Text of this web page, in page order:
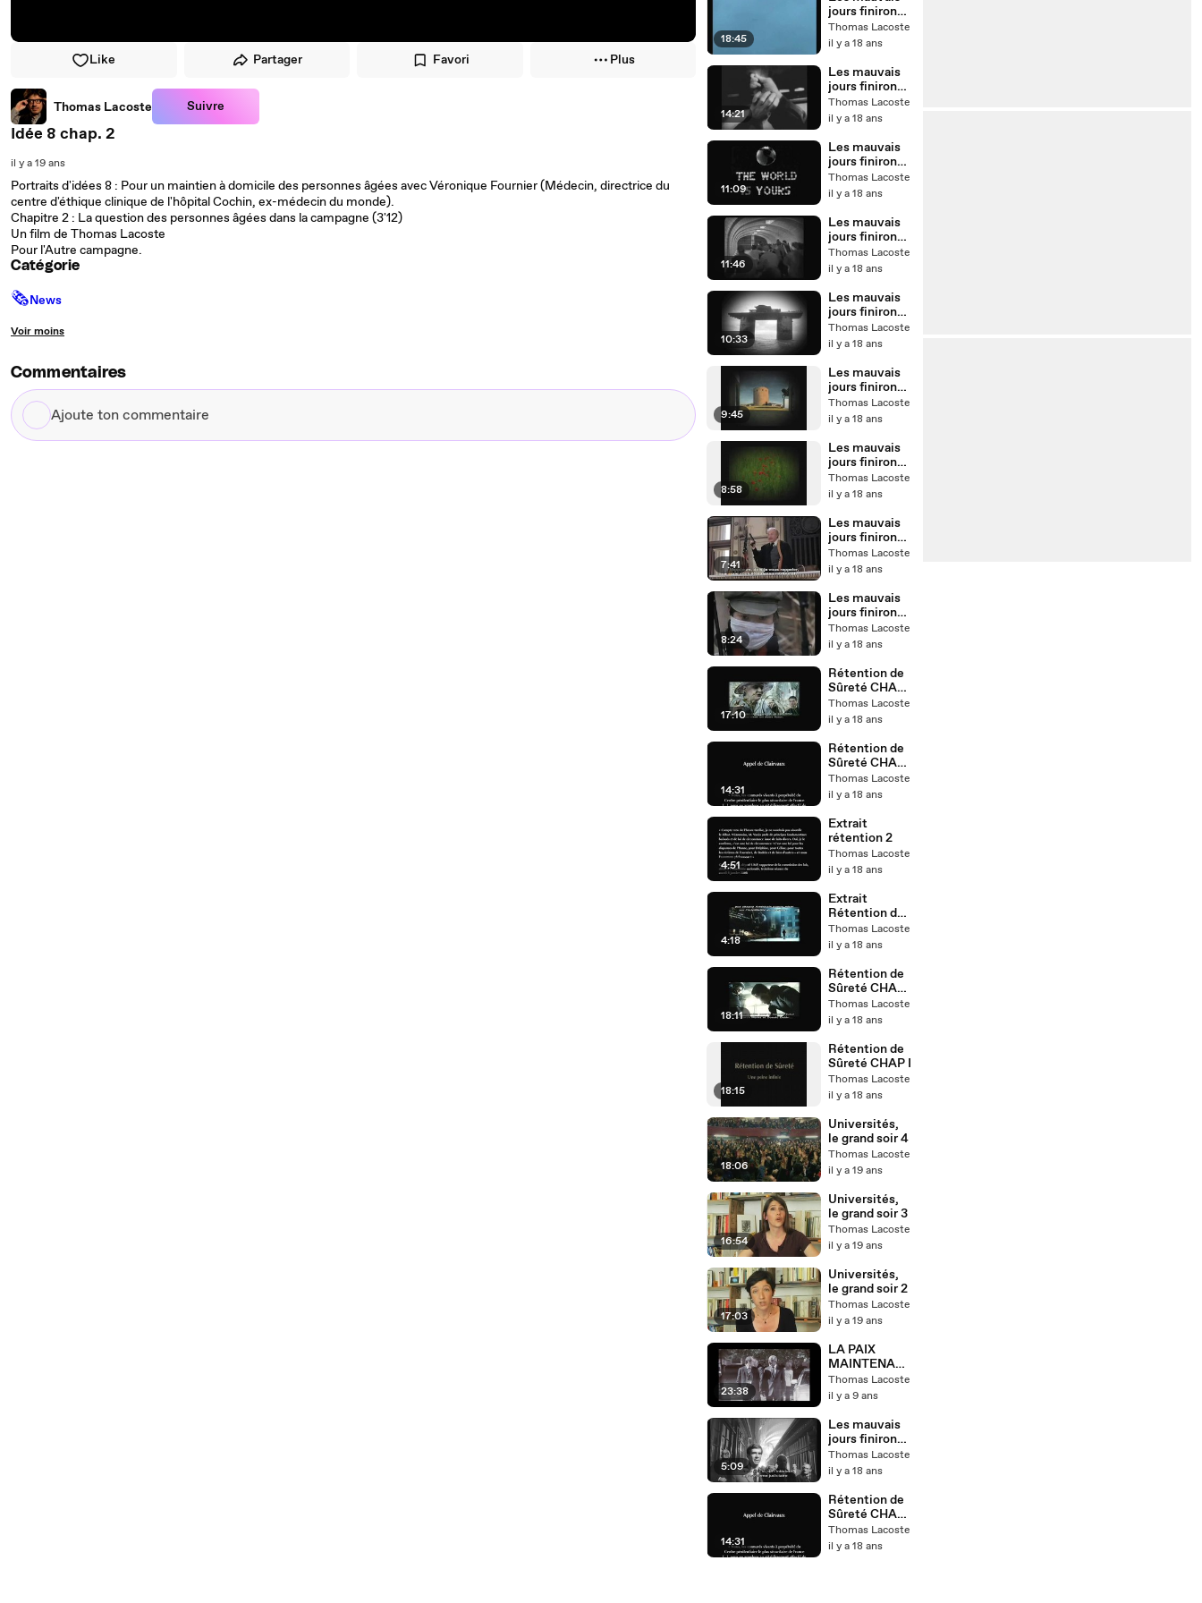
Like Partager Favori Plus
Thomas Lacoste Suivre
Idée 8 chap. 2
il y a 19 ans
Portraits d'idées 8 : Pour un maintien à domicile des personnes âgées avec Véronique Fournier (Médecin, directrice du
centre d'éthique clinique de l'hôpital Cochin, ex-médecin du monde).
Chapitre 2 : La question des personnes âgées dans la campagne (3'12)
Un film de Thomas Lacoste
Pour l'Autre campagne.
Catégorie
🗞News
Voir moins
Commentaires
Ajoute
ton
18:45
jours finiront -
Chapitre 8 -
immigration
Thomas Lacoste
il y a 18 ans
14:21
Les mauvais
jours finiront -
Chapitre 4 -
Gauche au
Thomas Lacoste
il y a 18 ans
11:09
Les mauvais
jours finiront -
Chap 7 -
tournant
Thomas Lacoste
il y a 18 ans
11:46
Les mauvais
jours finiront -
Chapitre 3 -
droit du
Thomas Lacoste
il y a 18 ans
10:33
Les mauvais
jours finiront -
Chap 6 -
délinquance
Thomas Lacoste
il y a 18 ans
9:45
Les mauvais
jours finiront -
Chapitre 2 -
Les prisons
Thomas Lacoste
il y a 18 ans
8:58
Les mauvais
jours finiront -
Chapitre 1 -
1968
Thomas Lacoste
il y a 18 ans
7:41
Les mauvais
jours finiront -
Chapitre 9 - le
parquet, la
Thomas Lacoste
il y a 18 ans
8:24
Les mauvais
jours finiront -
introduction -
20e siècle
Thomas Lacoste
il y a 18 ans
17:10
Rétention de
Sûreté CHAP
IV
Thomas Lacoste
il y a 18 ans
14:31
Rétention de
Sûreté CHAP
III
Thomas Lacoste
il y a 18 ans
4:51
Extrait
rétention 2
Thomas Lacoste
il y a 18 ans
4:18
Extrait
Rétention de
sûreté
Thomas Lacoste
il y a 18 ans
18:11
Rétention de
Sûreté CHAP
II
Thomas Lacoste
il y a 18 ans
18:15
Rétention de
Sûreté CHAP I
Thomas Lacoste
il y a 18 ans
18:06
Universités,
le grand soir 4
Thomas Lacoste
il y a 19 ans
16:54
Universités,
le grand soir 3
Thomas Lacoste
il y a 19 ans
17:03
Universités,
le grand soir 2
Thomas Lacoste
il y a 19 ans
23:38
LA PAIX
MAINTENANT
, une exigence
populaire
Thomas Lacoste
il y a 9 ans
5:09
Les mauvais
jours finiront -
Chapitre 5 -
Le SM en
Thomas Lacoste
il y a 18 ans
14:31
Rétention de
Sûreté CHAP
III
Thomas Lacoste
il y a 18 ans